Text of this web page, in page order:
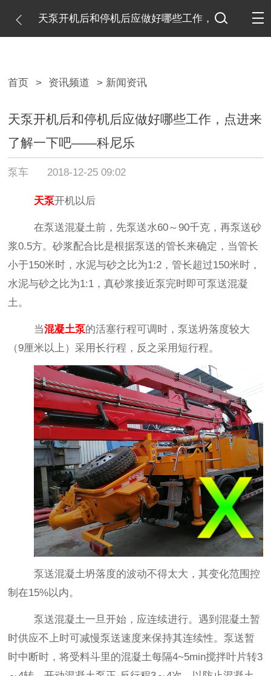
天泵开机后和停机后应做好哪些工作，
首页 > 资讯频道 > 新闻资讯
天泵开机后和停机后应做好哪些工作，点进来
了解一下吧——科尼乐
泵车 2018-12-25 09:02
天泵开机以后
在泵送混凝土前，先泵送水60～90千克，再泵送砂
浆0.5方。砂浆配合比是根据泵送的管长来确定，当管长
小于150米时，水泥与砂之比为1:2 ，管长超过150米时，
水泥与砂之比为1:1 ，真砂浆接近泵完时即可泵送混凝
土。
当混凝土泵的活塞行程可调时，泵送坍落度较大
（9厘米以上）采用长行程，反之采用短行程。
泵送混凝土坍落度的波动不得太大，其变化范围控
制在15%以内。
泵送混凝土一旦开始，应连续进行。遇到混凝土暂
时供应不上时可减慢泵送速度来保持其连续性。泵送暂
时中断时，将受料斗里的混凝土每隔4~5min搅拌叶片转3